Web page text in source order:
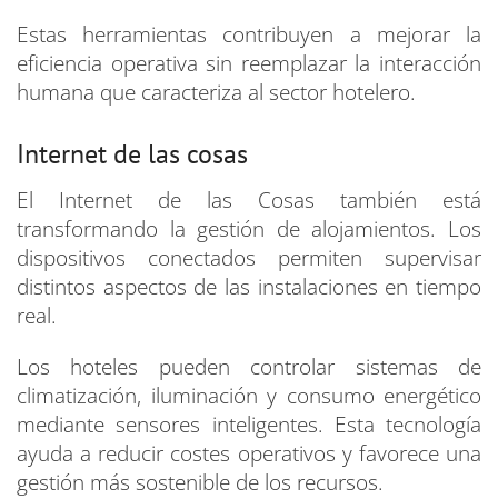
Estas herramientas contribuyen a mejorar la
eficiencia operativa sin reemplazar la interacción
humana que caracteriza al sector hotelero.
Internet de las cosas
El Internet de las Cosas también está
transformando la gestión de alojamientos. Los
dispositivos conectados permiten supervisar
distintos aspectos de las instalaciones en tiempo
real.
Los hoteles pueden controlar sistemas de
climatización, iluminación y consumo energético
mediante sensores inteligentes. Esta tecnología
ayuda a reducir costes operativos y favorece una
gestión más sostenible de los recursos.